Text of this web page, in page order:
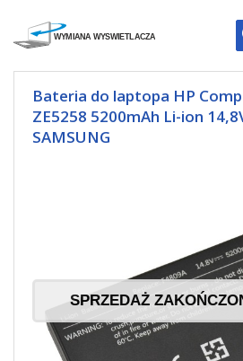
Bateria do laptopa HP
ZE5258 5200mAh Li-ion
SAMSUNG
SPRZEDAŻ